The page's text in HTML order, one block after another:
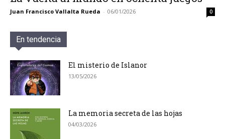
Juan Francisco Vallalta Rueda - 06/01/2026 0
En tendencia
El misterio de Islanor
13/05/2026
La memoria secreta de las hojas
04/03/2026